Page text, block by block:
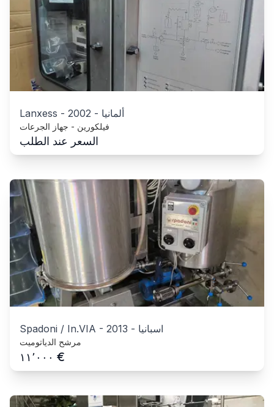
Lanxess - 2002 - ألمانيا
فيلكورين - جهاز الجرعات
السعر عند الطلب
Spadoni / In.VIA - 2013 - اسبانيا
مرشح الدياتوميت
١١٬٠٠٠ €